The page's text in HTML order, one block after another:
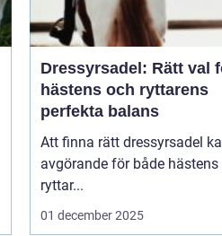
Dressyrsadel: Rätt val
hästens och ryttarens
perfekta balans
Att finna rätt dressyrsadel
avgörande för både hästens
ryttar...
01 december 2025